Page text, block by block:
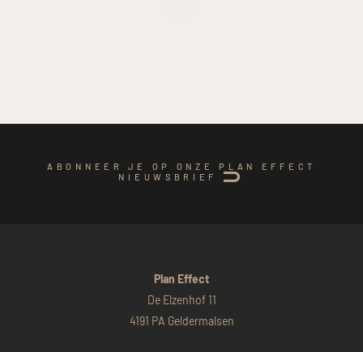
ABONNEER JE OP ONZE PLAN EFFECT
NIEUWSBRIEF
Plan Effect
De Elzenhof 11
4191 PA Geldermalsen